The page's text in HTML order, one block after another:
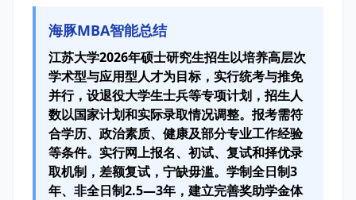
海豚MBA智能总结
江苏大学2026年硕士研究生招生以培养高层次
学术型与应用型人才为目标，实行统考与推免
并行，设退役大学生士兵等专项计划，招生人
数以国家计划和实际录取情况调整。报考需符
合学历、政治素质、健康及部分专业工作经验
等条件。实行网上报名、初试、复试和择优录
取机制，差额复试，宁缺毋滥。学制全日制3
年、非全日制2.5—3年，建立完善奖助学金体